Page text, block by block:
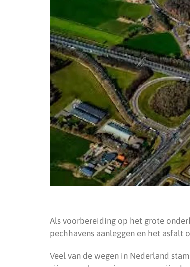
Als voorbereiding op het grote
pechhavens aanleggen en het
Veel van de wegen in Nederland